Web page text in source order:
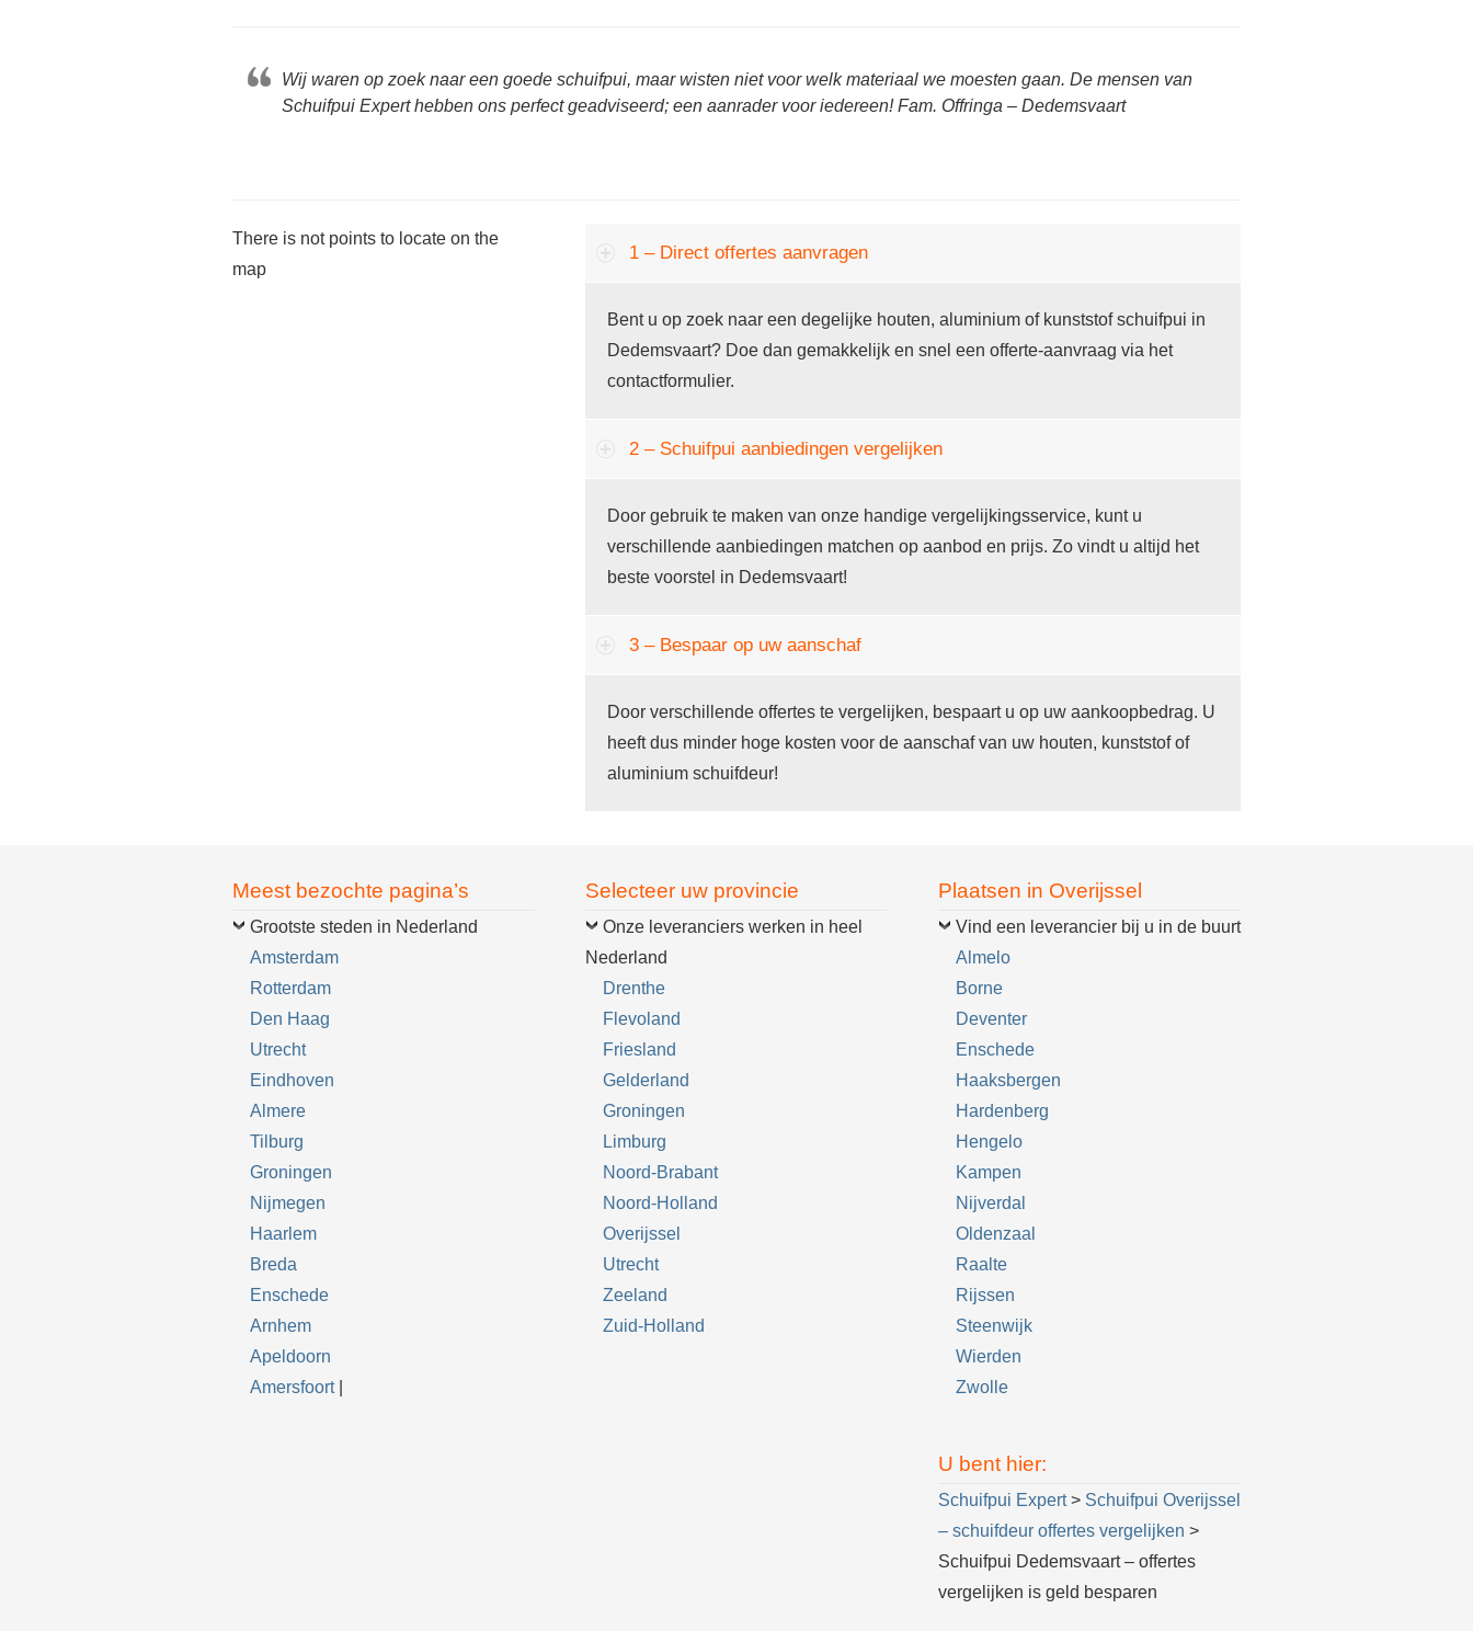
Wij waren op zoek naar een goede schuifpui, maar wisten niet voor welk materiaal we moesten gaan. De mensen van
Schuifpui Expert hebben ons perfect geadviseerd; een aanrader voor iedereen! Fam. Offringa – Dedemsvaart
There is not points to locate on the
map
1 – Direct offertes aanvragen
Bent u op zoek naar een degelijke houten, aluminium of kunststof schuifpui in
Dedemsvaart? Doe dan gemakkelijk en snel een offerte-aanvraag via het
contactformulier.
2 – Schuifpui aanbiedingen vergelijken
Door gebruik te maken van onze handige vergelijkingsservice, kunt u
verschillende aanbiedingen matchen op aanbod en prijs. Zo vindt u altijd het
beste voorstel in Dedemsvaart!
3 – Bespaar op uw aanschaf
Door verschillende offertes te vergelijken, bespaart u op uw aankoopbedrag. U
heeft dus minder hoge kosten voor de aanschaf van uw houten, kunststof of
aluminium schuifdeur!
Meest bezochte pagina’s
Grootste steden in Nederland
Amsterdam
Rotterdam
Den Haag
Utrecht
Eindhoven
Almere
Tilburg
Groningen
Nijmegen
Haarlem
Breda
Enschede
Arnhem
Apeldoorn
Amersfoort|
Selecteer uw provincie
Onze leveranciers werken in heel
Nederland
Drenthe
Flevoland
Friesland
Gelderland
Groningen
Limburg
Noord-Brabant
Noord-Holland
Overijssel
Utrecht
Zeeland
Zuid-Holland
Plaatsen in Overijssel
Vind een leverancier bij u in de buurt
Almelo
Borne
Deventer
Enschede
Haaksbergen
Hardenberg
Hengelo
Kampen
Nijverdal
Oldenzaal
Raalte
Rijssen
Steenwijk
Wierden
Zwolle
U bent hier:
Schuifpui Expert> Schuifpui Overijssel
– schuifdeur offertes vergelijken >
Schuifpui Dedemsvaart – offertes
vergelijken is geld besparen